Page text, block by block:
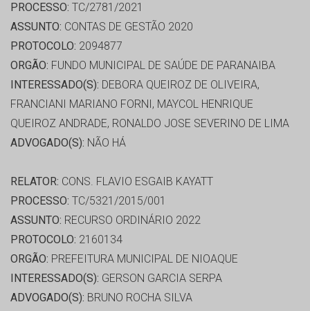
PROCESSO: TC/2781/2021
ASSUNTO: CONTAS DE GESTÃO 2020
PROTOCOLO: 2094877
ORGÃO: FUNDO MUNICIPAL DE SAÚDE DE PARANAIBA
INTERESSADO(S): DEBORA QUEIROZ DE OLIVEIRA,
FRANCIANI MARIANO FORNI, MAYCOL HENRIQUE
QUEIROZ ANDRADE, RONALDO JOSE SEVERINO DE LIMA
ADVOGADO(S): NÃO HÁ
RELATOR: CONS. FLAVIO ESGAIB KAYATT
PROCESSO: TC/5321/2015/001
ASSUNTO: RECURSO ORDINÁRIO 2022
PROTOCOLO: 2160134
ORGÃO: PREFEITURA MUNICIPAL DE NIOAQUE
INTERESSADO(S): GERSON GARCIA SERPA
ADVOGADO(S): BRUNO ROCHA SILVA